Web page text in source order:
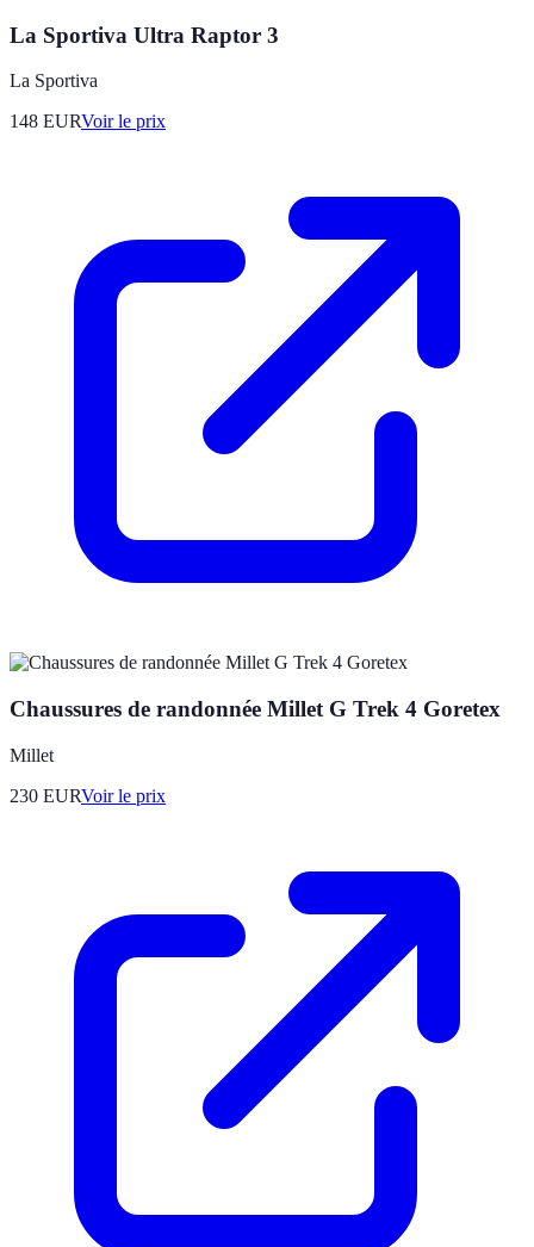
La Sportiva Ultra Raptor 3
La Sportiva
148 EURVoir le prix
Chaussures de randonnée Millet G Trek 4 Goretex
Millet
230 EURVoir le prix